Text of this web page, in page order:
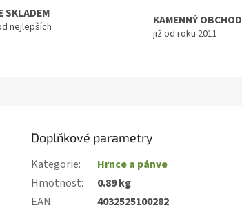
SKLADEM
nejlepších
KAMENNÝ OBCHOD
již od roku 2011
Doplňkové parametry
Kategorie:
Hrnce a pánve
Hmotnost:
0.89 kg
EAN:
4032525100282